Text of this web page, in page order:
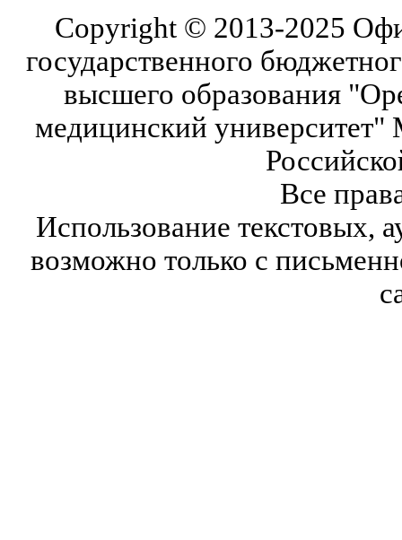
Copyright © 2013-2025
государственного
высшего образования
медицинский университет"
Все
Использование текстовых,
возможно только с